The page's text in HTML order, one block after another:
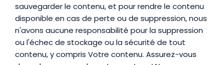
sauvegarder le contenu, et pour rendre le contenu
disponible en cas de perte ou de suppression, nous
n'avons aucune responsabilité pour la suppression
ou l'échec de stockage ou la sécurité de tout
contenu, y compris Votre contenu. Assurez-vous